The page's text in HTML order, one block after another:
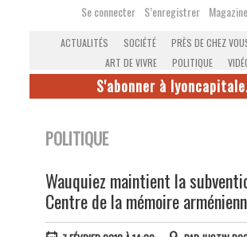
Se connecter S’enregistrer
ACTUALITÉS SOCIÉTÉ PRÈS DE CHEZ
ART DE VIVRE
POLITIQUE
S'abonner à
POLITIQUE
Wauquiez maintient la
Centre de la mémoire